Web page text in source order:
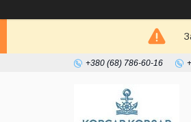
+380 (68) 786-60-16